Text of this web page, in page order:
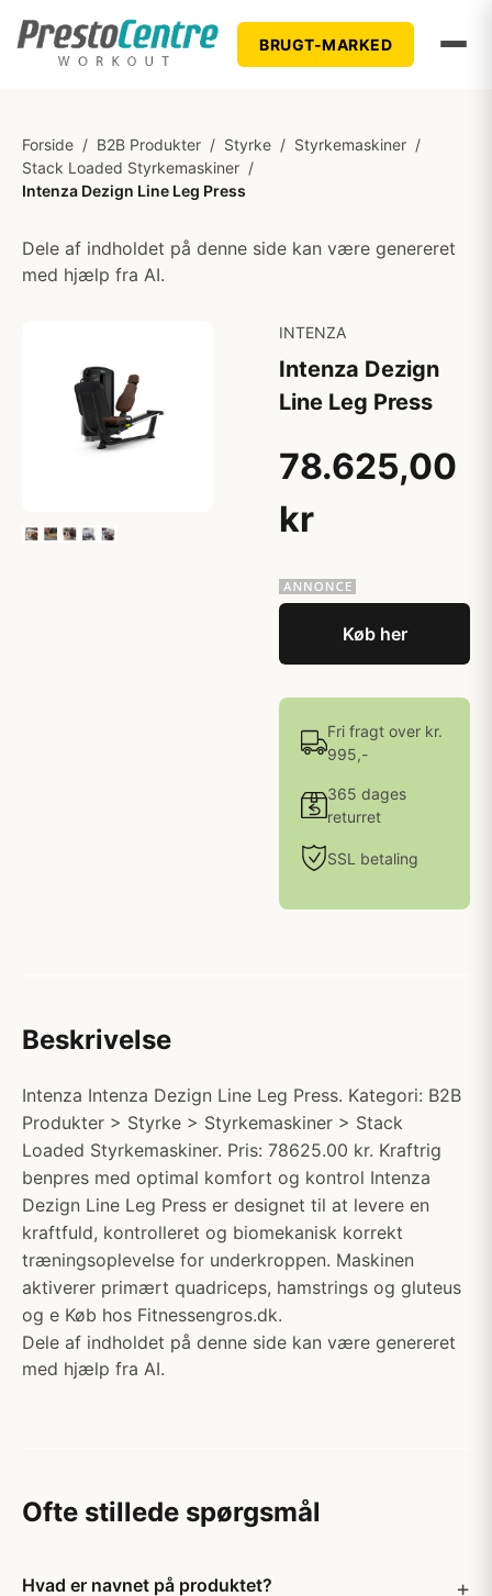
BRUGT-MARKED
Forside / B2B Produkter / Styrke / Styrkemaskiner /
Stack Loaded Styrkemaskiner /
Intenza Dezign Line Leg Press
Dele af indholdet på denne side kan være genereret
med hjælp fra AI.
INTENZA
Intenza Dezign
Line Leg Press
78.625,00
kr
Køb her
Fri fragt over kr.
995,-
365 dages
returret
SSL betaling
Beskrivelse
Intenza Intenza Dezign Line Leg Press. Kategori: B2B
Produkter > Styrke > Styrkemaskiner > Stack
Loaded Styrkemaskiner. Pris: 78625.00 kr. Kraftrig
benpres med optimal komfort og kontrol Intenza
Dezign Line Leg Press er designet til at levere en
kraftfuld, kontrolleret og biomekanisk korrekt
træningsoplevelse for underkroppen. Maskinen
aktiverer primært quadriceps, hamstrings og gluteus
og e Køb hos Fitnessengros.dk.
Dele af indholdet på denne side kan være genereret
med hjælp fra AI.
Ofte stillede spørgsmål
Hvad er navnet på produktet?